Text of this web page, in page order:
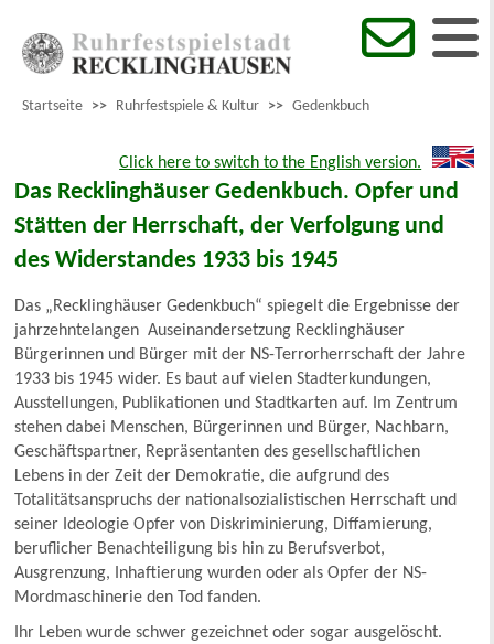
Startseite >> Ruhrfestspiele & Kultur >> Gedenkbuch
Click here to switch to the English version.
Das Recklinghäuser Gedenkbuch. Opfer und
Stätten der Herrschaft, der Verfolgung und
des Widerstandes 1933 bis 1945
Das „Recklinghäuser Gedenkbuch“ spiegelt die Ergebnisse der
jahrzehntelangen Auseinandersetzung Recklinghäuser
Bürgerinnen und Bürger mit der NS-Terrorherrschaft der Jahre
1933 bis 1945 wider. Es baut auf vielen Stadterkundungen,
Ausstellungen, Publikationen und Stadtkarten auf. Im Zentrum
stehen dabei Menschen, Bürgerinnen und Bürger, Nachbarn,
Geschäftspartner, Repräsentanten des gesellschaftlichen
Lebens in der Zeit der Demokratie, die aufgrund des
Totalitätsanspruchs der nationalsozialistischen Herrschaft und
seiner Ideologie Opfer von Diskriminierung, Diffamierung,
beruflicher Benachteiligung bis hin zu Berufsverbot,
Ausgrenzung, Inhaftierung wurden oder als Opfer der NS-
Mordmaschinerie den Tod fanden.
Ihr Leben wurde schwer gezeichnet oder sogar ausgelöscht.